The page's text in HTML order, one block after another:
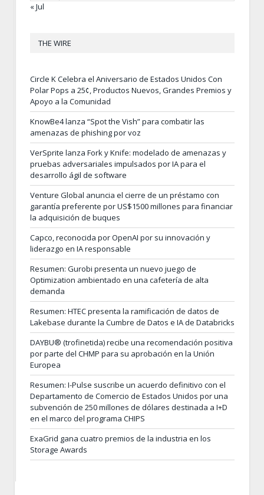
« Jul
THE WIRE
Circle K Celebra el Aniversario de Estados Unidos Con
Polar Pops a 25¢, Productos Nuevos, Grandes Premios y
Apoyo a la Comunidad
KnowBe4 lanza “Spot the Vish” para combatir las
amenazas de phishing por voz
VerSprite lanza Fork y Knife: modelado de amenazas y
pruebas adversariales impulsados por IA para el
desarrollo ágil de software
Venture Global anuncia el cierre de un préstamo con
garantía preferente por US$1500 millones para financiar
la adquisición de buques
Capco, reconocida por OpenAI por su innovación y
liderazgo en IA responsable
Resumen: Gurobi presenta un nuevo juego de
Optimization ambientado en una cafetería de alta
demanda
Resumen: HTEC presenta la ramificación de datos de
Lakebase durante la Cumbre de Datos e IA de Databricks
DAYBU® (trofinetida) recibe una recomendación positiva
por parte del CHMP para su aprobación en la Unión
Europea
Resumen: I-Pulse suscribe un acuerdo definitivo con el
Departamento de Comercio de Estados Unidos por una
subvención de 250 millones de dólares destinada a I+D
en el marco del programa CHIPS
ExaGrid gana cuatro premios de la industria en los
Storage Awards